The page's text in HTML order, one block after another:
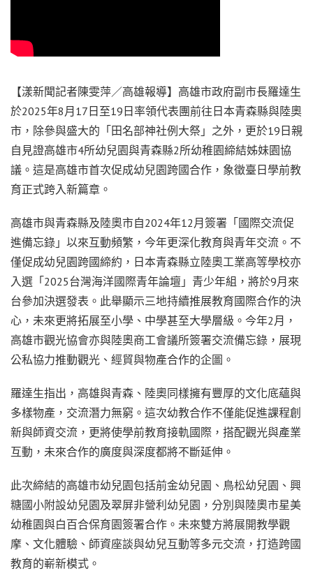
【漾新聞記者陳雯萍／高雄報導】高雄市政府副市長羅達生
於2025年8月17日至19日率領代表團前往日本青森縣與陸奧
市，除參與盛大的「田名部神社例大祭」之外，更於19日親
自見證高雄市4所幼兒園與青森縣2所幼稚園締結姊妹園協
議。這是高雄市首次促成幼兒園跨國合作，象徵臺日學前教
育正式跨入新篇章。
高雄市與青森縣及陸奧市自2024年12月簽署「國際交流促
進備忘錄」以來互動頻繁，今年更深化教育與青年交流。不
僅促成幼兒園跨國締約，日本青森縣立陸奧工業高等學校亦
入選「2025台灣海洋國際青年論壇」青少年組，將於9月來
台參加決選發表。此舉顯示三地持續推展教育國際合作的決
心，未來更將拓展至小學、中學甚至大學層級。今年2月，
高雄市觀光協會亦與陸奧商工會議所簽署交流備忘錄，展現
公私協力推動觀光、經貿與物產合作的企圖。
羅達生指出，高雄與青森、陸奧同樣擁有豐厚的文化底蘊與
多樣物產，交流潛力無窮。這次幼教合作不僅能促進課程創
新與師資交流，更將使學前教育接軌國際，搭配觀光與產業
互動，未來合作的廣度與深度都將不斷延伸。
此次締結的高雄市幼兒園包括前金幼兒園、鳥松幼兒園、興
糖國小附設幼兒園及翠屏非營利幼兒園，分別與陸奧市星美
幼稚園與白百合保育園簽署合作。未來雙方將展開教學觀
摩、文化體驗、師資座談與幼兒互動等多元交流，打造跨國
教育的嶄新模式。